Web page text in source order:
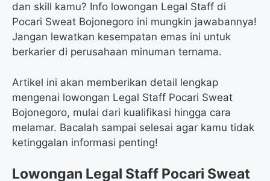
dan skill kamu? Info lowongan Legal Staff di
Pocari Sweat Bojonegoro ini mungkin jawabannya!
Jangan lewatkan kesempatan emas ini untuk
berkarier di perusahaan minuman ternama.
Artikel ini akan memberikan detail lengkap
mengenai lowongan Legal Staff Pocari Sweat
Bojonegoro, mulai dari kualifikasi hingga cara
melamar. Bacalah sampai selesai agar kamu tidak
ketinggalan informasi penting!
Lowongan Legal Staff Pocari Sweat